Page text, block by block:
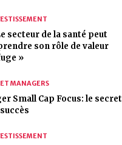
secteur de la santé peut
son rôle de valeur
»
MANAGERS
Small Cap Focus: le secret